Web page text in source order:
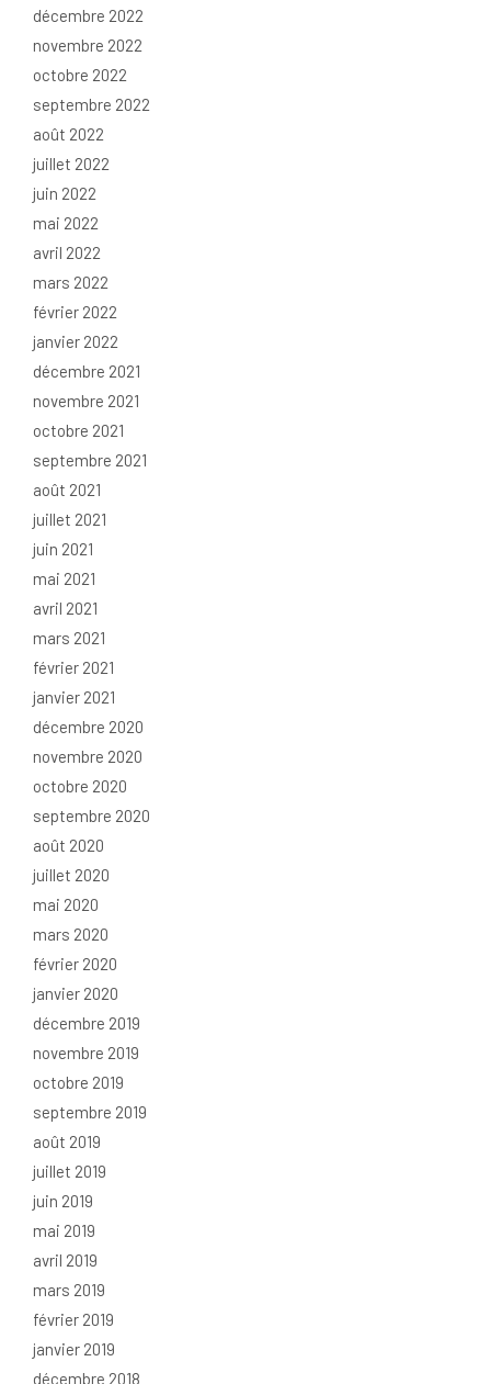
décembre 2022
novembre 2022
octobre 2022
septembre 2022
août 2022
juillet 2022
juin 2022
mai 2022
avril 2022
mars 2022
février 2022
janvier 2022
décembre 2021
novembre 2021
octobre 2021
septembre 2021
août 2021
juillet 2021
juin 2021
mai 2021
avril 2021
mars 2021
février 2021
janvier 2021
décembre 2020
novembre 2020
octobre 2020
septembre 2020
août 2020
juillet 2020
mai 2020
mars 2020
février 2020
janvier 2020
décembre 2019
novembre 2019
octobre 2019
septembre 2019
août 2019
juillet 2019
juin 2019
mai 2019
avril 2019
mars 2019
février 2019
janvier 2019
décembre 2018